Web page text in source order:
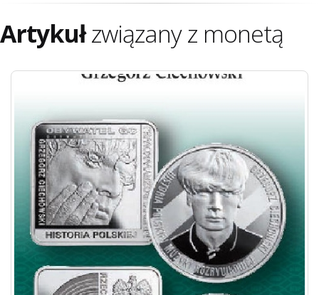
Artykułzwiązany z monetą